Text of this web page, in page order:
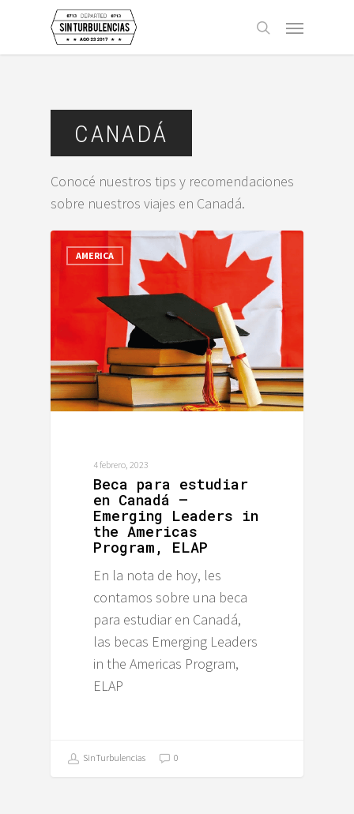
main
buscar
CANADÁ
Conocé nuestros tips y recomendaciones
sobre nuestros viajes en Canadá.
AMERICA
4 febrero, 2023
Beca para estudiar
en Canadá –
Emerging Leaders in
the Americas
Program, ELAP
En la nota de hoy, les
contamos sobre una beca
para estudiar en Canadá,
las becas Emerging Leaders
in the Americas Program,
ELAP
SinTurbulencias 0